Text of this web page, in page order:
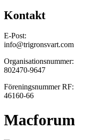
Kontakt
E-Post:
info@trigronsvart.com
Organisationsnummer:
802470-9647
Föreningsnummer RF:
46160-66
Macforum